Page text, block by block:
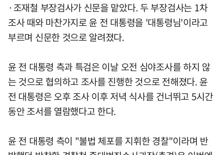
·조재철 부장검사가 신문을 맡았다. 두 부장검사는 1차
조사 때와 마찬가지로 윤 전 대통령을 '대통령님'이라고
부르며 신문한 것으로 알려졌다.
윤 전 대통령 측과 특검은 이날 오전 심야조사를 하지 않
는 것으로 협의하고 조사를 진행한 것으로 전해졌다. 윤
전 대통령은 오후 조사 이후 저녁 식사를 건너뛰고 5시간
동안 조서를 열람했다고 한다.
윤 전 대통령 측이 "불법 체포를 지휘한 경찰"이라며 반